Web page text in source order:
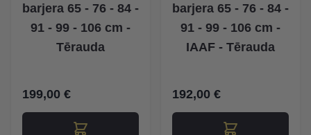
barjera 65 - 76 - 84 -
91 - 99 - 106 cm -
Tērauda
199,00 €
barjera 65 - 76 - 84 -
91 - 99 - 106 cm -
IAAF - Tērauda
192,00 €